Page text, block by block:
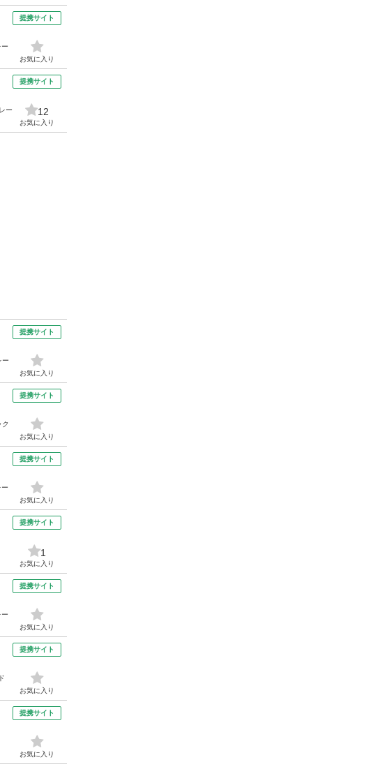
提携サイト
お気に入り
ー
提携サイト
12
お気に入り
提携サイト
お気に入り
提携サイト
お気に入り
提携サイト
お気に入り
提携サイト
1
お気に入り
提携サイト
お気に入り
提携サイト
お気に入り
提携サイト
お気に入り